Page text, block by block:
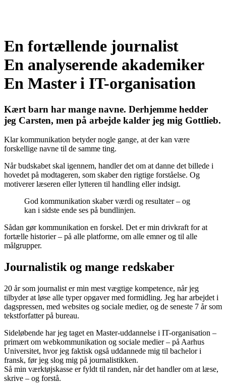
En fortællende journalist
En analyserende akademiker
En Master i IT-organisation
Kært barn har mange navne. Derhjemme hedder
jeg Carsten, men på arbejde kalder jeg mig Gottlieb.
Klar kommunikation betyder nogle gange, at der kan være
forskellige navne til de samme ting.
Når budskabet skal igennem, handler det om at danne det billede i
hovedet på modtageren, som skaber den rigtige forståelse. Og
motiverer læseren eller lytteren til handling eller indsigt.
God kommunikation skaber værdi og resultater – og
kan i sidste ende ses på bundlinjen.
Sådan gør kommunikation en forskel. Det er min drivkraft for at
fortælle historier – på alle platforme, om alle emner og til alle
målgrupper.
Journalistik og mange redskaber
20 år som journalist er min mest vægtige kompetence, når jeg
tilbyder at løse alle typer opgaver med formidling. Jeg har arbejdet i
dagspressen, med websites og sociale medier, og de seneste 7 år som
tekstforfatter på bureau.
Sideløbende har jeg taget en Master-uddannelse i IT-organisation –
primært om webkommunikation og sociale medier – på Aarhus
Universitet, hvor jeg faktisk også uddannede mig til bachelor i
fransk, før jeg slog mig på journalistikken.
Så min værktøjskasse er fyldt til randen, når det handler om at læse,
skrive – og forstå.